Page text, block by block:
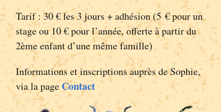
Tarif : 30 € les 3 jours + adhésion (5 € pour un
stage ou 10 € pour l’année, offerte à partir du
2ème enfant d’une même famille)
Informations et inscriptions auprès de Sophie,
via la pageContact